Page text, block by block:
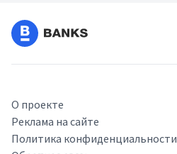
О проекте
Реклама на сайте
Политика конфиденциальности